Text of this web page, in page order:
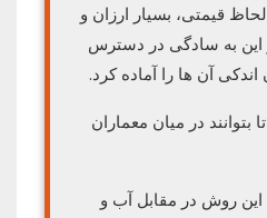
قیمتی، بسیار ارزان و
این به سادگی در دسترس
آن ها را آماده کرد.
در میان معماران
این روش در مقابل آب و